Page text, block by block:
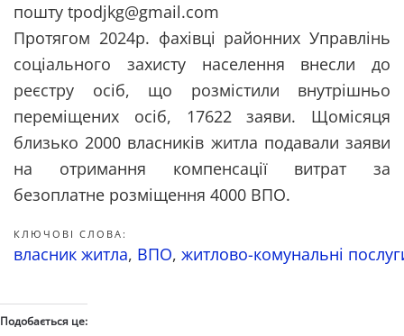
пошту tpodjkg@gmail.com
Протягом 2024р. фахівці районних Управлінь
соціального захисту населення внесли до
реєстру осіб, що розмістили внутрішньо
переміщених осіб, 17622 заяви. Щомісяця
близько 2000 власників житла подавали заяви
на отримання компенсації витрат за
безоплатне розміщення 4000 ВПО.
КЛЮЧОВІ СЛОВА:
власник житла, ВПО, житлово-комунальні
Подобається це: